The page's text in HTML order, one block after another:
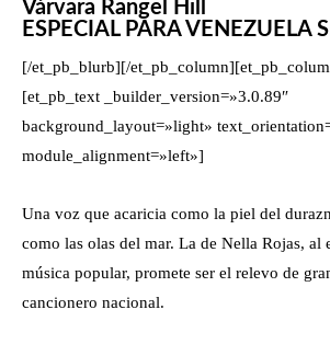
Várvara Rangel Hill
ESPECIAL PARA VENEZUELA
[/et_pb_blurb][/
[et_pb_text _builder_version=»3.0.89″
background_layout=»light»
module_alignment=»left»]
Una voz que acaricia como la piel del
como las olas del mar. La de Nella Rojas, al
música popular, promete ser el relevo de
cancionero nacional.